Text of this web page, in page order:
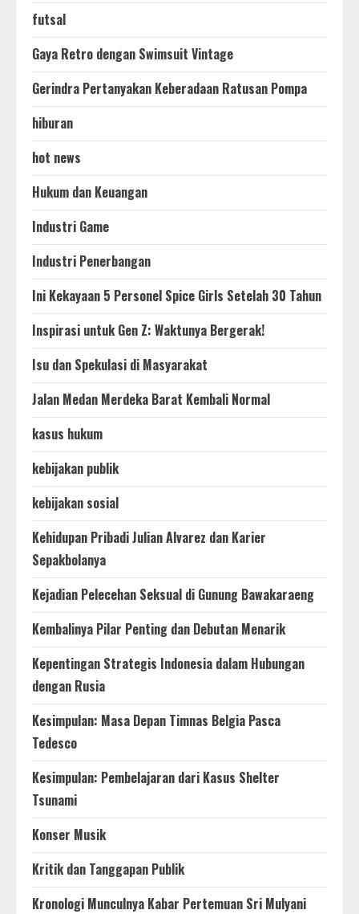
futsal
Gaya Retro dengan Swimsuit Vintage
Gerindra Pertanyakan Keberadaan Ratusan Pompa
hiburan
hot news
Hukum dan Keuangan
Industri Game
Industri Penerbangan
Ini Kekayaan 5 Personel Spice Girls Setelah 30 Tahun
Inspirasi untuk Gen Z: Waktunya Bergerak!
Isu dan Spekulasi di Masyarakat
Jalan Medan Merdeka Barat Kembali Normal
kasus hukum
kebijakan publik
kebijakan sosial
Kehidupan Pribadi Julian Alvarez dan Karier
Sepakbolanya
Kejadian Pelecehan Seksual di Gunung Bawakaraeng
Kembalinya Pilar Penting dan Debutan Menarik
Kepentingan Strategis Indonesia dalam Hubungan
dengan Rusia
Kesimpulan: Masa Depan Timnas Belgia Pasca
Tedesco
Kesimpulan: Pembelajaran dari Kasus Shelter
Tsunami
Konser Musik
Kritik dan Tanggapan Publik
Kronologi Munculnya Kabar Pertemuan Sri Mulyani